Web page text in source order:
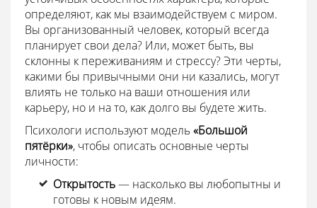
определяют, как мы взаимодействуем с миром.
Вы организованный человек, который всегда
планирует свои дела? Или, может быть, вы
склонны к переживаниям и стрессу? Эти черты,
какими бы привычными они ни казались, могут
влиять не только на ваши отношения или
карьеру, но и на то, как долго вы будете жить.
Психологи используют модель«Большой
пятёрки», чтобы описать основные черты
личности:
Открытость— насколько вы любопытны и
готовы к новым идеям.